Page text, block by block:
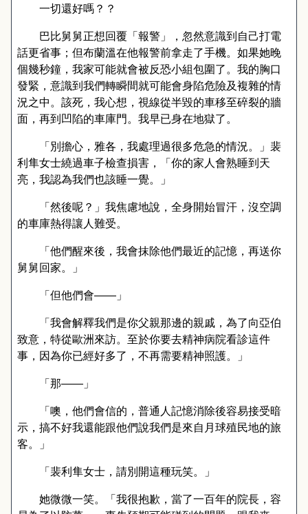
一切還好嗎？？
巴比舅舅正想回覆「報警」，忽然意識到自己打電
話更省事；但布蘭溫在他報警前拿走了手機。如果她晚
個幾秒鐘，我家可能就會被反恐小組包圍了。我的胸口
發緊，意識到我們轉瞬間就可能會身陷危險及複雜的情
況之中。該死，我心想，視線從半毀的車移至碎裂的牆
面，再到凹陷的車庫門。我早已身在地獄了。
「別擔心，雅各，我處理過很多危急的情況。」裴
利隼女士繞過車子檢查損害，「你的家人會熟睡到天
亮，我認為我們也該睡一覺。」
「然後呢？」我焦慮地說，全身開始冒汗，沒空調
的車庫熱得讓人難受。
「他們醒來後，我會抹除他們最近的記憶，再送你
舅舅回家。」
「但他們會—— 」
「我會解釋我們是你父親那邊的親戚，為了向亞伯
致意，特從歐洲來訪。至於你要去精神病院看診這件
事，因為你已經好多了，不再需要精神照護。」
「那—— 」
「噢，他們會信的，普通人記憶消除後容易接受暗
示，搞不好我還能跟他們說我們是來自月球殖民地的旅
客。」
「裴利隼女士，請別開這種玩笑。」
她微微一笑。「我很抱歉，當了一百年的院長，容